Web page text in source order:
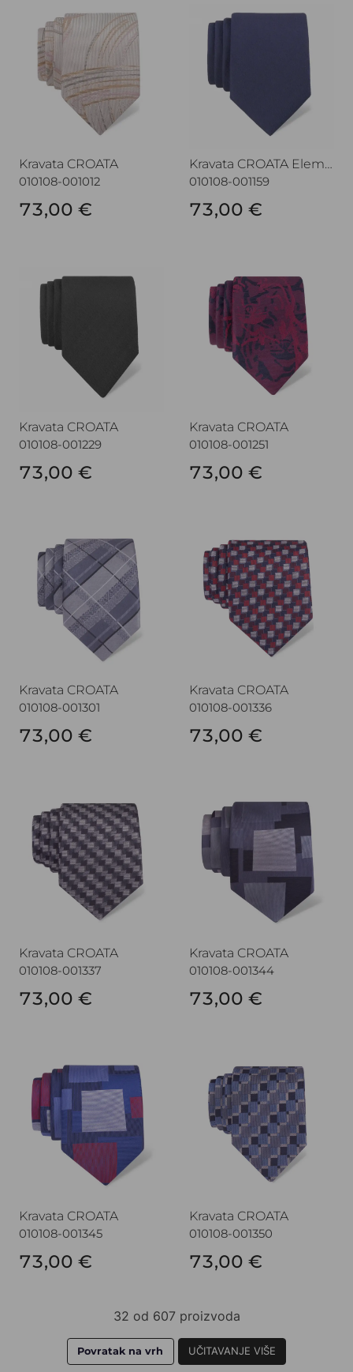
Kravata CROATA
010108-001012
73,00 €
Kravata CROATA Elementum
010108-001159
73,00 €
Kravata CROATA
010108-001229
73,00 €
Kravata CROATA
010108-001251
73,00 €
Kravata CROATA
010108-001301
73,00 €
Kravata CROATA
010108-001336
73,00 €
Kravata CROATA
010108-001337
73,00 €
Kravata CROATA
010108-001344
73,00 €
Kravata CROATA
010108-001345
73,00 €
Kravata CROATA
010108-001350
73,00 €
32 od 607 proizvoda
Povratak na vrh UČITAVANJE VIŠE